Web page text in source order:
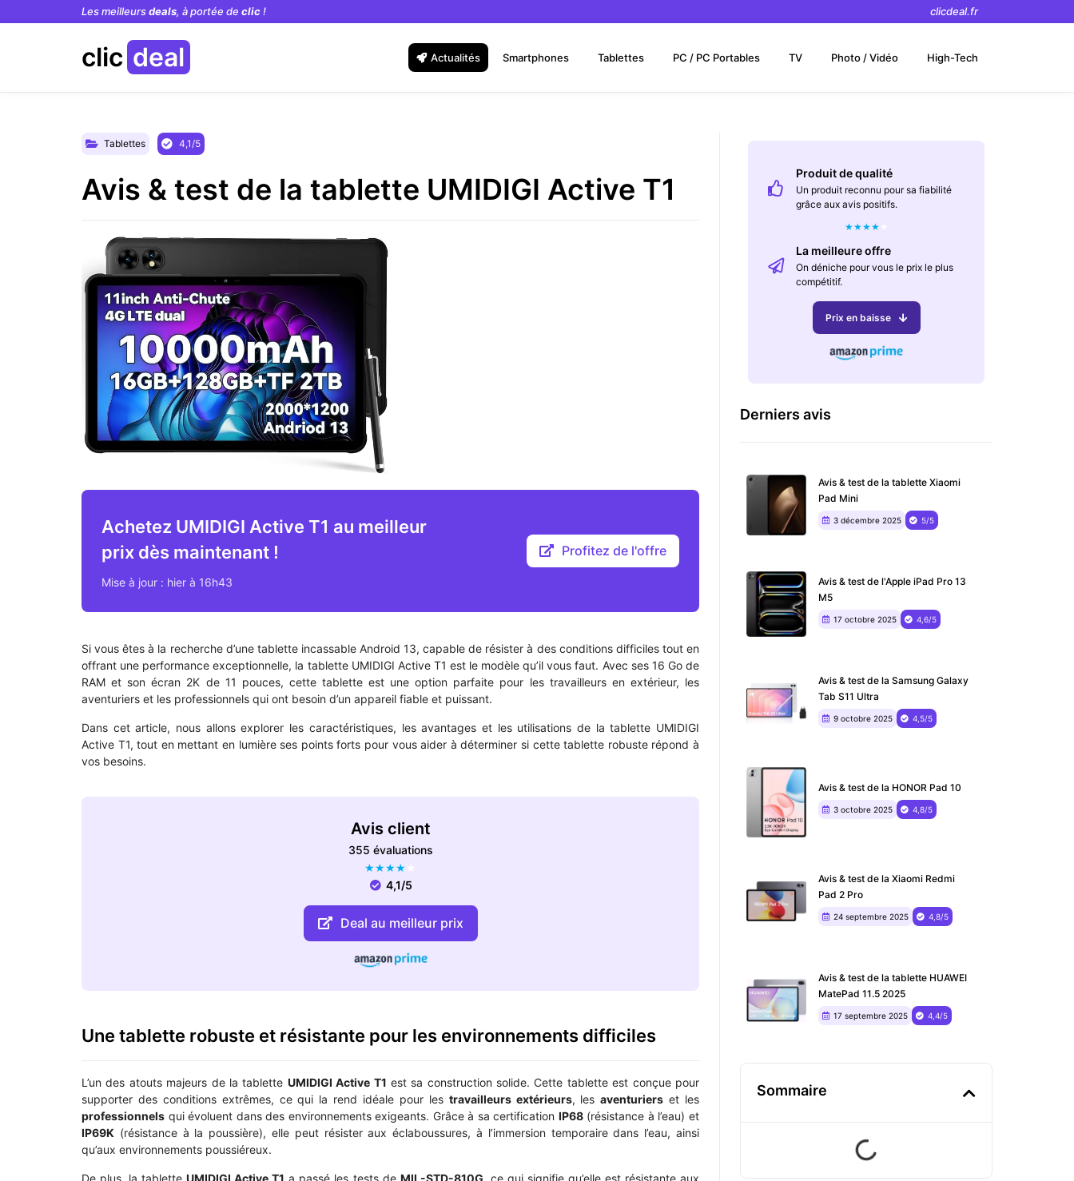
Les meilleursdeals, à portée de clic! clicdeal.fr
clic deal Actualités Smartphones Tablettes PC / PC Portables TV Photo / Vidéo High-Tech
Tablettes 4,1/5
Avis & test de la tablette UMIDIGI Active T1
Achetez UMIDIGI Active T1 au meilleur
prix dès maintenant !
Mise à jour : hier à 16h43
Profitez de l'offre
Si vous êtes à la recherche d’une tablette incassable Android 13, capable de résister à des conditions difficiles tout en
offrant une performance exceptionnelle, la tablette UMIDIGI Active T1 est le modèle qu’il vous faut. Avec ses 16 Go de
RAM et son écran 2K de 11 pouces, cette tablette est une option parfaite pour les travailleurs en extérieur, les
aventuriers et les professionnels qui ont besoin d’un appareil fiable et puissant.
Dans cet article, nous allons explorer les caractéristiques, les avantages et les utilisations de la tablette UMIDIGI
Active T1, tout en mettant en lumière ses points forts pour vous aider à déterminer si cette tablette robuste répond à
vos besoins.
Avis client
355 évaluations
★★★★
4,1/5
Deal au meilleur prix
Une tablette robuste et résistante pour les environnements difficiles
L’un des atouts majeurs de la tablette UMIDIGI Active T1 est sa construction solide. Cette tablette est conçue pour
supporter des conditions extrêmes, ce qui la rend idéale pour les travailleurs extérieurs, lesaventuriers et les
professionnels qui évoluent dans des environnements exigeants. Grâce à sa certification IP68(résistance à l’eau) et
IP69K (résistance à la poussière), elle peut résister aux éclaboussures, à l’immersion temporaire dans l’eau, ainsi
qu’aux environnements poussiéreux.
De plus, la tabletteUMIDIGI Active T1 a passé les tests de MIL-STD-810G, ce qui signifie qu’elle est résistante aux
Produit de qualité
Un produit reconnu pour sa fiabilité
grâce aux avis positifs.
★★★★
La meilleure offre
On déniche pour vous le prix le plus
compétitif.
Prix en baisse
Derniers avis
Avis & test de la tablette Xiaomi
Pad Mini
3 décembre 2025 5/5
Avis & test de l'Apple iPad Pro 13
M5
17 octobre 2025 4,6/5
Avis & test de la Samsung Galaxy
Tab S11 Ultra
9 octobre 2025 4,5/5
Avis & test de la HONOR Pad 10
3 octobre 2025 4,8/5
Avis & test de la Xiaomi Redmi
Pad 2 Pro
24 septembre 2025 4,8/5
Avis & test de la tablette HUAWEI
MatePad 11.5 2025
17 septembre 2025 4,4/5
Sommaire